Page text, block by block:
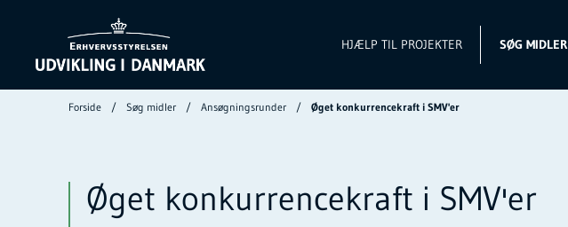
HJÆLP TIL PROJEKTER SØG MIDLER
Forside Søg midler Ansøgningsrunder Øget konkurrencekraft i SMV'er
Øget konkurrencekraft i SMV'er